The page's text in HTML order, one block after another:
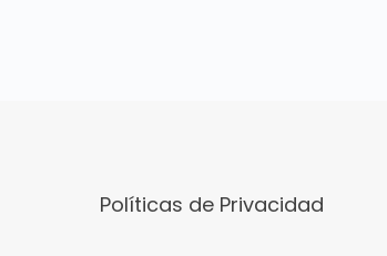
Políticas de Privacidad